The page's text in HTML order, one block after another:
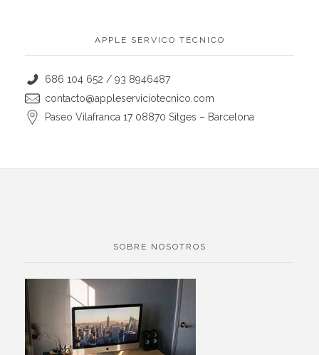
APPLE SERVICO TÉCNICO
686 104 652 / 93 8946487
contacto@appleserviciotecnico.com
Paseo Vilafranca 17 08870 Sitges – Barcelona
SOBRE NOSOTROS